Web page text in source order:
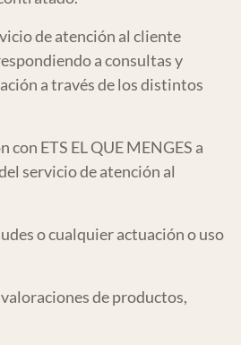
de atención al cliente
a consultas y
a través de los distintos
con ETS EL QUE MENGES a
servicio de atención al
o cualquier actuación o uso
de productos,